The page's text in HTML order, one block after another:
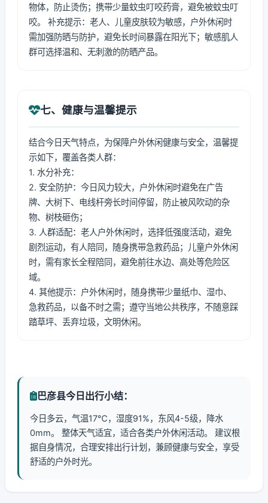
物体，防止烫伤；携带少量蚊虫叮咬药膏，避免被蚊虫叮
咬。 补充提示：老人、儿童皮肤较为敏感，户外休闲时
需加强防晒与防护，避免长时间暴露在阳光下；敏感肌人
群可选择温和、无刺激的防晒产品。
七、健康与温馨提示
结合今日天气特点，为保障户外休闲健康与安全，温馨提
示如下，覆盖各类人群：
1. 水分补充：
2. 安全防护：今日风力较大，户外休闲时避免在广告
牌、大树下、电线杆旁长时间停留，防止被风吹动的杂
物、树枝砸伤；
3. 人群适配：老人户外休闲时，选择低强度活动，避免
剧烈运动，有人陪同，随身携带急救药品；儿童户外休闲
时，需有家长全程陪同，避免前往水边、高处等危险区
域。
4. 其他提示：户外休闲时，随身携带少量纸巾、湿巾、
急救药品，以备不时之需；遵守当地公共秩序，不随意踩
踏草坪、丢弃垃圾，文明休闲。
巴彦县今日出行小结：
今日多云，气温17℃，湿度91%，东风4-5级，降水
0mm。 整体天气适宜，适合各类户外休闲活动。 建议根
据自身情况，合理安排出行计划，兼顾健康与安全，享受
舒适的户外时光。